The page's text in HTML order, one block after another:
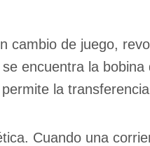
cambio de juego,
encuentra la bobina
la
Cuando una